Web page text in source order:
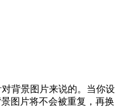
对背景图片来说的。当你设
图片将不会被重复，再换